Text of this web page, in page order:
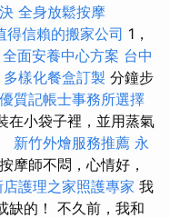
全身放鬆按摩
得信賴的搬家公司 1，
全面安養中心方案 台中
多樣化餐盒訂製 分鐘步
優質記帳士事務所選擇
在小袋子裡，並用蒸氣
新竹外燴服務推薦 永
摩師不悶，心情好，
店護理之家照護專家 我
缺的！ 不久前，我和